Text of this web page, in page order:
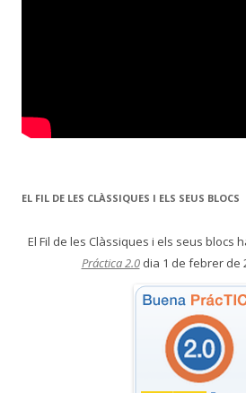
EL FIL DE LES CLÀSSIQUES I ELS SEUS BLOCS
El Fil de les Clàssiques i els seus blocs
Práctica 2.0 dia 1 de febrer de